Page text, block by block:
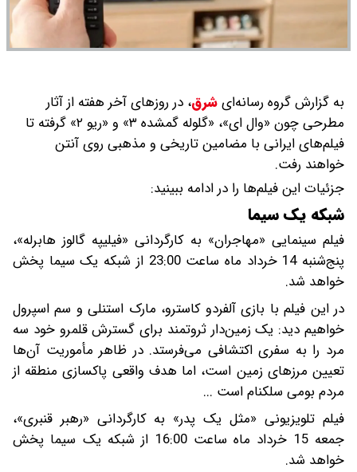
به گزارش گروه رسانه‌ایشرق، در روزهای آخر هفته از آثار
مطرحی چون «وال ای»، «گلوله گمشده ۳» و «ریو ۲» گرفته تا
فیلم‌های ایرانی با مضامین تاریخی و مذهبی روی آنتن
خواهند رفت.
جزئیات این فیلم‌ها را در ادامه ببینید:
شبکه یک سیما
فیلم سینمایی «مهاجران» به کارگردانی «فیلیپه گالوز هابرله»،
پنج‌شنبه 14 خرداد ماه ساعت 23:00 از شبکه یک سیما پخش
خواهد شد.
در این فیلم با بازی آلفردو کاسترو، مارک استنلی و سم اسپرول
خواهیم دید: یک زمین‌دار ثروتمند برای گسترش قلمرو خود سه
مرد را به سفری اکتشافی می‌فرستد. در ظاهر مأموریت آن‌ها
تعیین مرزهای زمین است، اما هدف واقعی پاکسازی منطقه از
مردم بومی سلکنام است ...
فیلم تلویزیونی «مثل یک پدر» به کارگردانی «رهبر قنبری»،
جمعه 15 خرداد ماه ساعت 16:00 از شبکه یک سیما پخش
خواهد شد.